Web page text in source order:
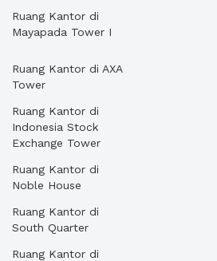
Ruang Kantor di
Mayapada Tower I
Ruang Kantor di AXA
Tower
Ruang Kantor di
Indonesia Stock
Exchange Tower
Ruang Kantor di
Noble House
Ruang Kantor di
South Quarter
Ruang Kantor di